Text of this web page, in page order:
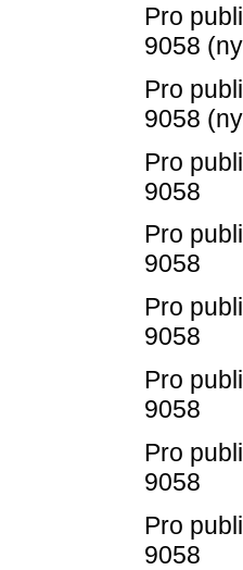
Pro
9058
Pro
9058
Pro
9058
Pro
9058
Pro
9058
Pro
9058
Pro
9058
Pro
9058